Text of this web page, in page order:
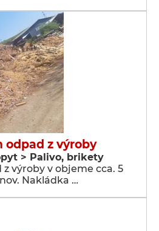
odpad z výroby
> Palivo, brikety
výroby v objeme cca. 5
Nakládka …